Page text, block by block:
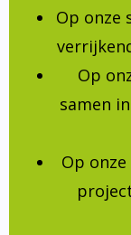
Op onze
Op
samen
Op